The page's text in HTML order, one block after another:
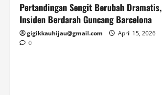
Pertandingan Sengit Berubah Dramatis,
Insiden Berdarah Guncang Barcelona
gigikkauhijau@gmail.com
April 15, 2026
0